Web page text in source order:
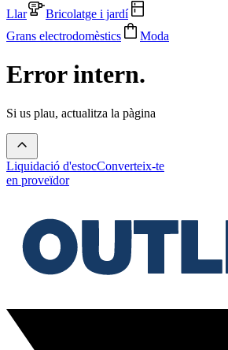
Llar
Bricolatge i jardí
Grans electrodomèstics
Moda
Error intern.
Si us plau, actualitza la pàgina
Liquidació d'estocConverteix-te
en proveïdor